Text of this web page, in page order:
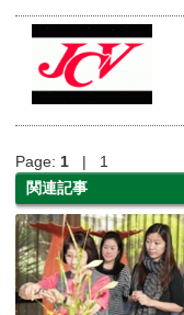
Page: 1 | 1
関連記事